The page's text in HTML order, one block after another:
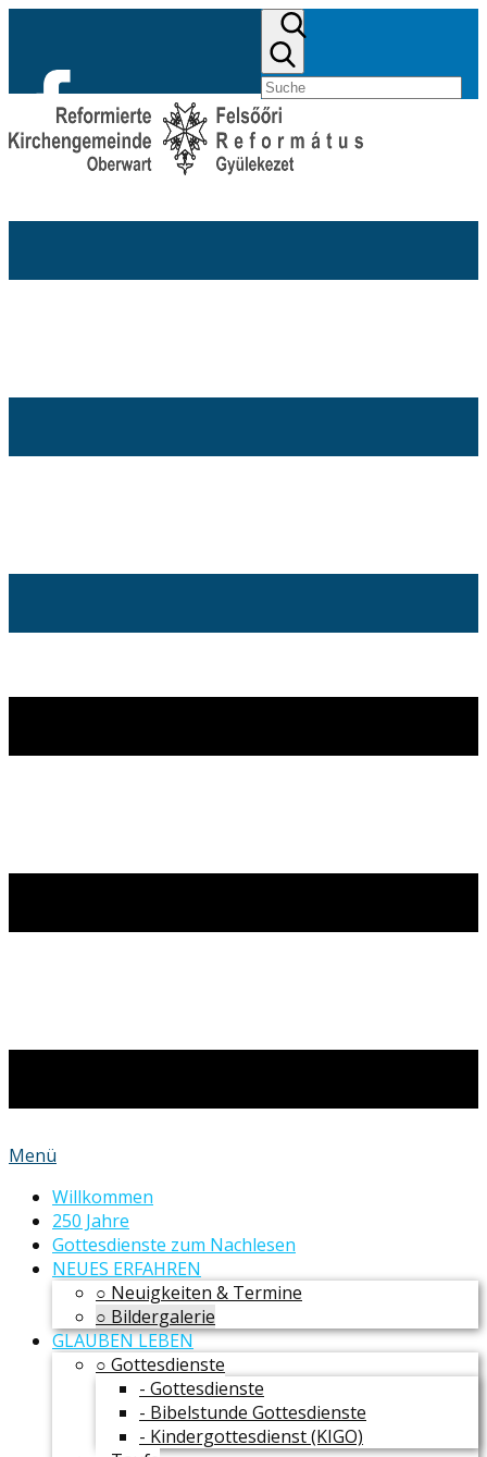
Menü
Willkommen
250 Jahre
Gottesdienste zum Nachlesen
NEUES ERFAHREN
○ Neuigkeiten & Termine
○ Bildergalerie
GLAUBEN LEBEN
○ Gottesdienste
- Gottesdienste
- Bibelstunde Gottesdienste
- Kindergottesdienst (KIGO)